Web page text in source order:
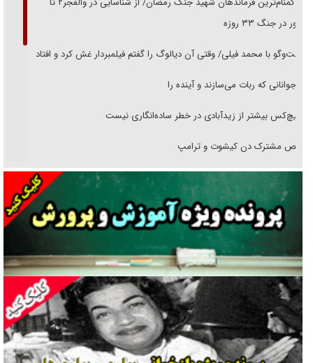
حضور در جنگ ۳۳ روزه
گفت‌وگو با محمد فیلی/ وقتی آن دیالوگ را گفتم فیلمبردار غش کرد و افتاد
نوجوانانی که ربات می‌سازند و آینده را
هیچ‌کس بیشتر از زیدآبادی در خطر ساده‌انگاری نیست
رقص مشترک دن کیشوت و ترامپ
دنده دولت به واگذاری مسئله‌دار ایران‌خودرو/ خصوصی‌سازی یا انحصار؟
غریزه‌ی بقا و آقای باقی و رفقا
جراحی‌های زیبایی با مدرک فوق‌دیپلم! + گفت‌وگو با متهم
گفت‌وگو با همسر یکی از شهدای جنگ رمضان/ پیکر بی‌سر شهید را از
انگشت‌های پا شناسایی کردیم
نسلی که آنلاین الگو می‌گیرد
گفت‌وگو با آیت‌الله جاودان/ جفای مخالفان مکانت معنوی رهبر شهید را